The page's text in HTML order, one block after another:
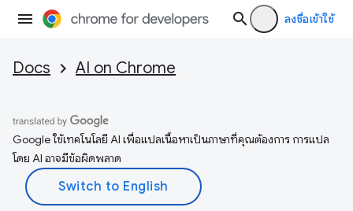
ลงชื่อเข้าใช้
Docs AI on Chrome
Google ใช้เทคโนโลยี AI เพื่อแปลเนื้อหาเป็นภาษาที่คุณต้องการ การแปล
โดย AI อาจมีข้อผิดพลาด